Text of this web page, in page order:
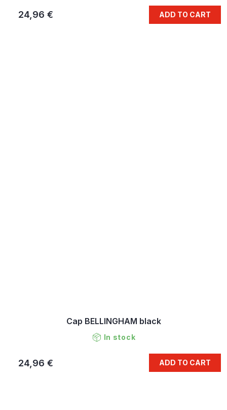
24,96 € ADD TO CART
Cap BELLINGHAM black
In stock
24,96 € ADD TO CART